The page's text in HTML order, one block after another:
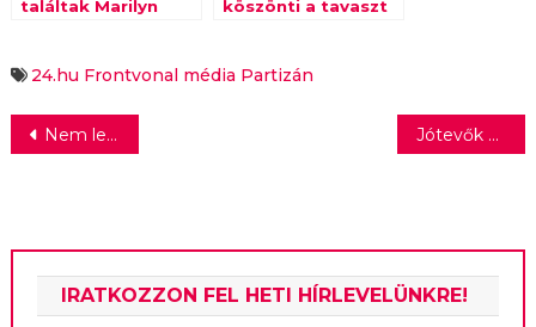
találtak Marilyn
köszönti a tavaszt
24.hu Frontvonal média Partizán
Bejegyzés
Nem lesz műanyagzacskó az Auchan üzleteiben Jótevők segítségével fejlesztett a Peter Cerny Alapítvány
IRATKOZZON FEL HETI HÍRLEVELÜNKRE!